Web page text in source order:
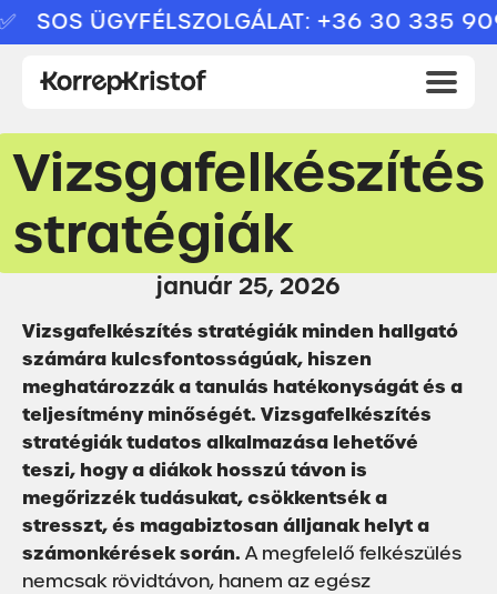
ÜGYFÉLSZOLGÁLAT: +36 30 335 9094
Vizsgafelkészítés
stratégiák
január 25, 2026
Vizsgafelkészítés stratégiák minden hallgató
számára kulcsfontosságúak, hiszen
meghatározzák a tanulás hatékonyságát és a
teljesítmény minőségét. Vizsgafelkészítés
stratégiák tudatos alkalmazása lehetővé
teszi, hogy a diákok hosszú távon is
megőrizzék tudásukat, csökkentsék a
stresszt, és magabiztosan álljanak helyt a
számonkérések során. A megfelelő felkészülés
nemcsak rövidtávon, hanem az egész